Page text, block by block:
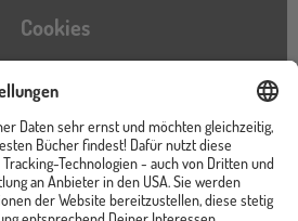
Cookies
Facebook